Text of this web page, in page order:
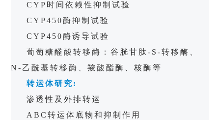
CYP 时间依赖性抑制试验
CYP450酶抑制试验
CYP450酶诱导试验
葡萄糖醛酸转移酶：谷胱甘肽-S-转移酶、
N- 乙酰基转移酶、羧酸酯酶、核酶等
转运体研究 :
渗透性及外排转运
ABC转运体底物和抑制作用